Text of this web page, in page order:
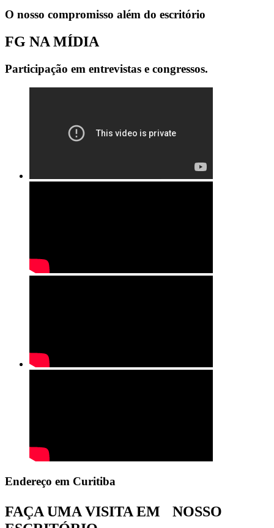
O nosso compromisso além do escritório
FG NA MÍDIA
Participação em entrevistas e congressos.
Endereço em Curitiba
FAÇA UMA VISITA EM NOSSO